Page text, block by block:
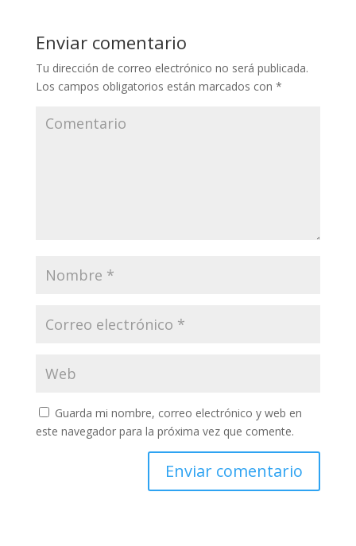
Enviar comentario
Tu dirección de correo electrónico no será publicada.
Los campos obligatorios están marcados con *
Guarda mi nombre, correo electrónico y web en
este navegador para la próxima vez que comente.